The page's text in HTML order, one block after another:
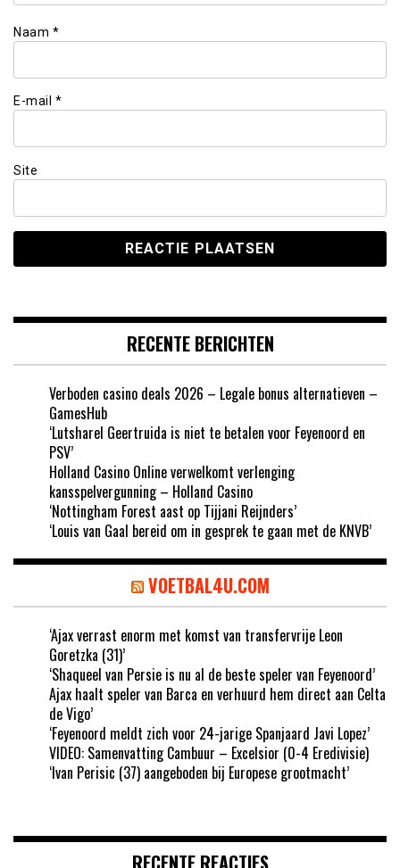
Naam *
E-mail *
Site
RECENTE BERICHTEN
Verboden casino deals 2026 – Legale bonus alternatieven –
GamesHub
‘Lutsharel Geertruida is niet te betalen voor Feyenoord en
PSV’
Holland Casino Online verwelkomt verlenging
kansspelvergunning – Holland Casino
‘Nottingham Forest aast op Tijjani Reijnders’
‘Louis van Gaal bereid om in gesprek te gaan met de KNVB’
VOETBAL4U.COM
‘Ajax verrast enorm met komst van transfervrije Leon
Goretzka (31)’
‘Shaqueel van Persie is nu al de beste speler van Feyenoord’
Ajax haalt speler van Barca en verhuurd hem direct aan Celta
de Vigo’
‘Feyenoord meldt zich voor 24-jarige Spanjaard Javi Lopez’
VIDEO: Samenvatting Cambuur – Excelsior (0-4 Eredivisie)
‘Ivan Perisic (37) aangeboden bij Europese grootmacht’
RECENTE REACTIES